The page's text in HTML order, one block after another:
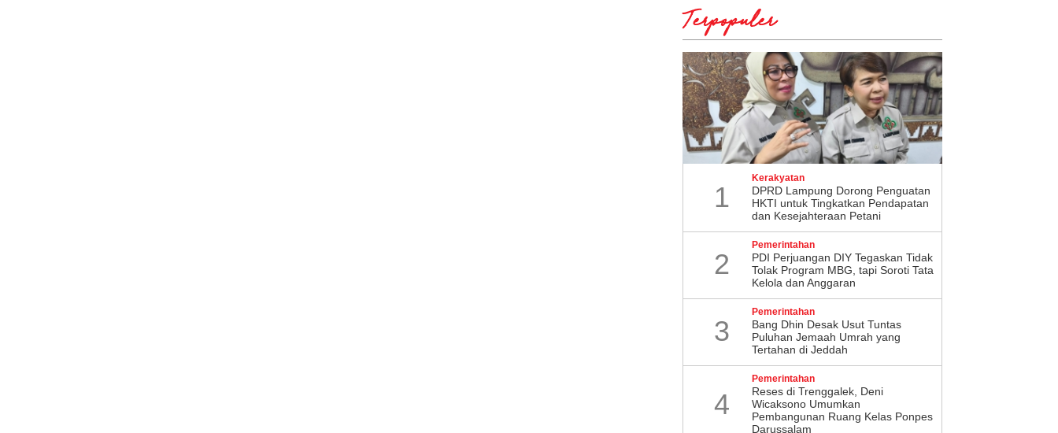
Terpopuler
1
Kerakyatan
DPRD Lampung Dorong Penguatan
HKTI untuk Tingkatkan Pendapatan
dan Kesejahteraan Petani
2
Pemerintahan
PDI Perjuangan DIY Tegaskan Tidak
Tolak Program MBG, tapi Soroti Tata
Kelola dan Anggaran
3
Pemerintahan
Bang Dhin Desak Usut Tuntas
Puluhan Jemaah Umrah yang
Tertahan di Jeddah
4
Pemerintahan
​Reses di Trenggalek, Deni
Wicaksono Umumkan
Pembangunan Ruang Kelas Ponpes
Darussalam